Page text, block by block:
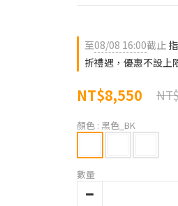
至08/08 16:00截止
折禮遇，優惠不設上
NT$8,550
顏色 : 黑色_BK
數量